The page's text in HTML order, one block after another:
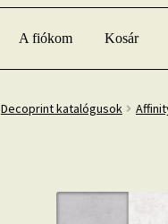
A fiókom Kosár
Decoprint katalógusok